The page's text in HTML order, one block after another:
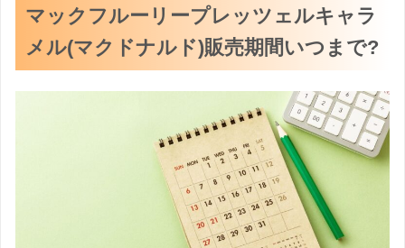
マックフルーリープレッツェルキャラ
メル(マクドナルド)販売期間いつまで?